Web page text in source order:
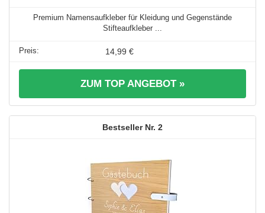
Premium Namensaufkleber für Kleidung und Gegenstände
Stifteaufkleber ...
14,99 €
ZUM TOP ANGEBOT »
2